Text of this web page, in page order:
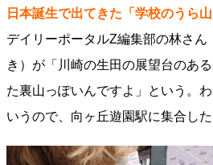
日本誕生で出てきた「学校のうら山
デイリーポータルZ編集部の林さん
き）が「川崎の生田の展望台のあ
た裏山っぽいんですよ」という。
いうので、向ヶ丘遊園駅に集合した